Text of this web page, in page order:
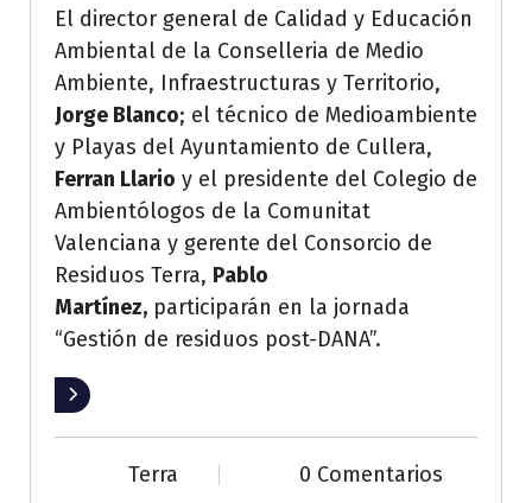
El director general de Calidad y Educación
Ambiental de la Conselleria de Medio
Ambiente, Infraestructuras y Territorio,
Jorge Blanco; el técnico de Medioambiente
y Playas del Ayuntamiento de Cullera,
Ferran Llario y el presidente del Colegio de
Ambientólogos de la Comunitat
Valenciana y gerente del Consorcio de
Residuos Terra, Pablo
Martínez, participarán en la jornada
“Gestión de residuos post-DANA”.
Leer más
Terra 0 Comentarios